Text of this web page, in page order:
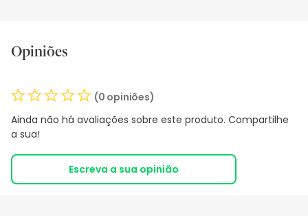
Opiniões
(0 opiniões)
Ainda não há avaliações sobre este produto. Compartilhe
a sua!
Escreva a sua opinião